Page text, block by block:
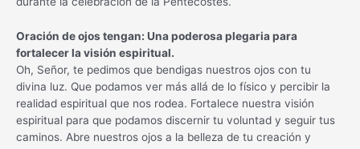
Oración de ojos tengan: Una poderosa plegaria para
fortalecer la visión espiritual.
Oh, Señor, te pedimos que bendigas nuestros ojos con tu
divina luz. Que podamos ver más allá de lo físico y percibir la
realidad espiritual que nos rodea. Fortalece nuestra visión
espiritual para que podamos discernir tu voluntad y seguir tus
caminos. Abre nuestros ojos a la belleza de tu creación y